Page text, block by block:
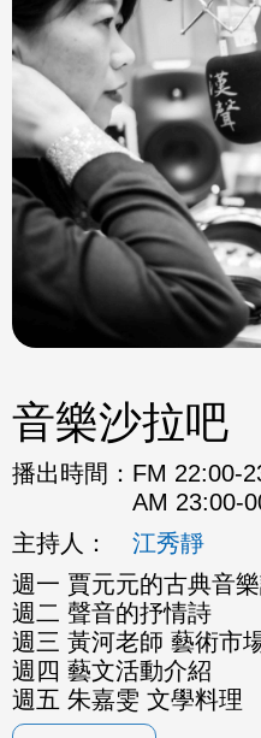
音樂沙拉吧
播出時間： FM 22:00-
AM 23:00-
主持人：
江秀靜
週一 賈元元的古典音
週二 聲音的抒情詩
週三 黃河老師 藝術市
週四 藝文活動介紹
週五 朱嘉雯 文學料理